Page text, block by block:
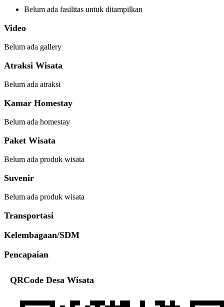
Belum ada fasilitas untuk ditampilkan
Video
Belum ada gallery
Atraksi Wisata
Belum ada atraksi
Kamar Homestay
Belum ada homestay
Paket Wisata
Belum ada produk wisata
Suvenir
Belum ada produk wisata
Transportasi
Kelembagaan/SDM
Pencapaian
QRCode Desa Wisata